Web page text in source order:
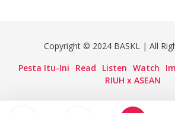
Copyright © 2024 BASKL | All
Pesta Itu-Ini
Read Listen Watch
RIUH x ASEAN